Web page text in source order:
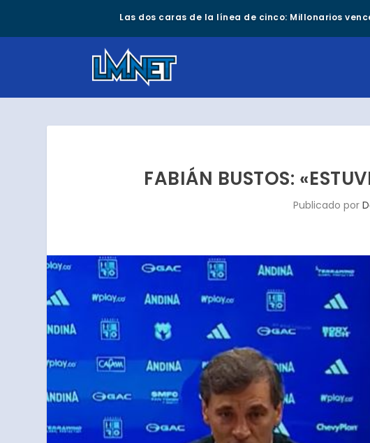
Las dos caras de la línea de cinco: Millonarios
FABIÁN BUSTOS:
Publicado por